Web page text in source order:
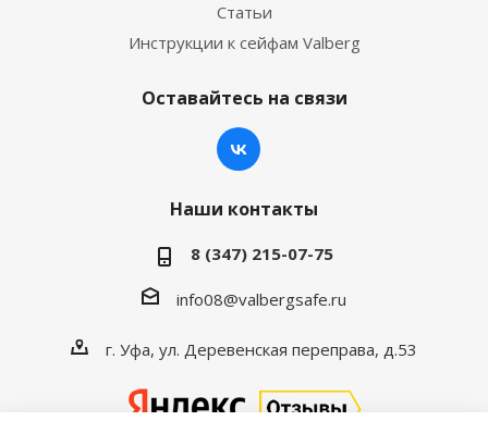
Статьи
Инструкции к сейфам Valberg
Оставайтесь на связи
Наши контакты
8 (347) 215-07-75
info08@valbergsafe.ru
г. Уфа, ул. Деревенская переправа, д.53